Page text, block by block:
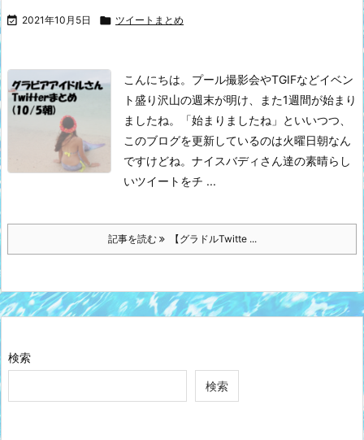
 2021年10月5日  ツイートまとめ
こんにちは。プール撮影会やTGIFなどイベン
ト盛り沢山の週末が明け、また1週間が始まり
ましたね。
「始まりましたね」といいつつ、
このブログを更新しているのは火曜日朝なん
ですけどね。ナイスバディさん達の素晴らし
いツイートをチ ...
記事を読む 【グラドルTwitte ...
検索
検索